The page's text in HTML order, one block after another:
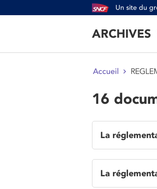
Un site du
ARCHIVES
Accueil
16
La
La